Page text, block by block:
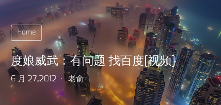
Home
度娘威武：有问题 找百度[视频]
6 月 27,2012 老俞